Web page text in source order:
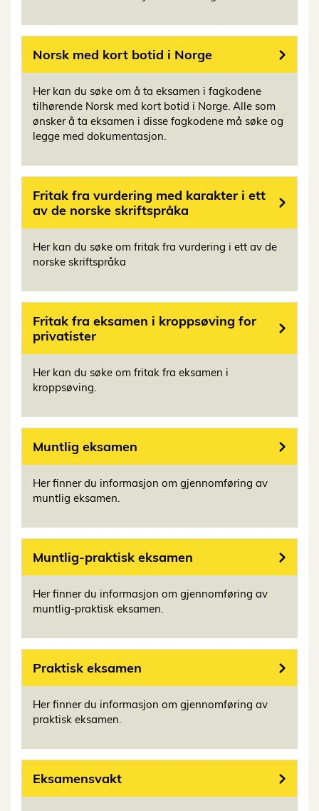
Norsk med kort botid i Norge
Her kan du søke om å ta eksamen i fagkodene
tilhørende Norsk med kort botid i Norge. Alle som
ønsker å ta eksamen i disse fagkodene må søke og
legge med dokumentasjon.
Fritak fra vurdering med karakter i ett
av de norske skriftspråka
Her kan du søke om fritak fra vurdering i ett av de
norske skriftspråka
Fritak fra eksamen i kroppsøving for
privatister
Her kan du søke om fritak fra eksamen i
kroppsøving.
Muntlig eksamen
Her finner du informasjon om gjennomføring av
muntlig eksamen.
Muntlig-praktisk eksamen
Her finner du informasjon om gjennomføring av
muntlig-praktisk eksamen.
Praktisk eksamen
Her finner du informasjon om gjennomføring av
praktisk eksamen.
Eksamensvakt